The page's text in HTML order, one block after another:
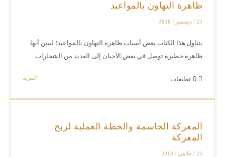
ظاهرة التهاون بالمواعيد
23 / ديسمبر / 2018
يتناول هذا الكتاب بعض أسباب ظاهرة التهاون بالمواعيد؛ ليبين أنها
ظاهرة خطيرة توصل في بعض الأحيان إلى العديد من الشجارات...
المزيد 0 تعليقات
المعركة الحاسمة والخطة العملية لربح
المعركة
22 / جانفي / 2018